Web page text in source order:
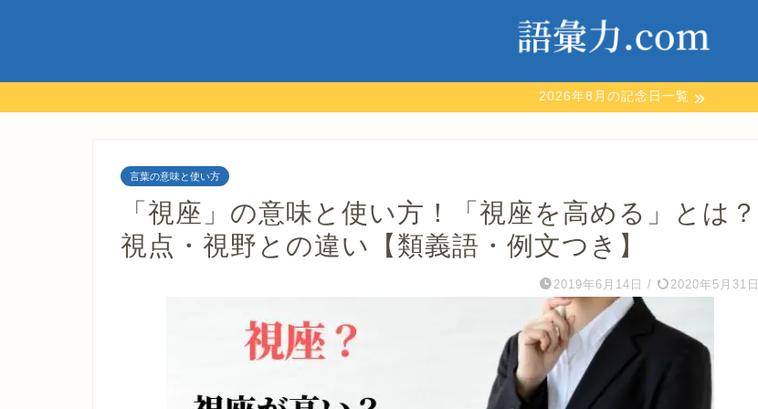
2026年8月の記念日一覧
言葉の意味と使い方
「視座」の意味と使い方！「視座を高める」とは？
視点・視野との違い【類義語・例文つき】
2019年6月14日 / 2020年5月31日